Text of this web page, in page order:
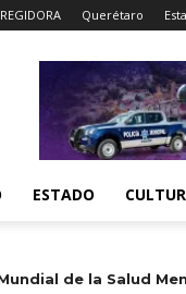
Querétaro
ESTADO
de la Salud